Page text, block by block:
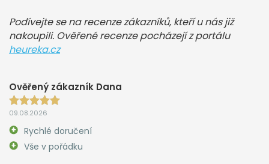
Podívejte se na recenze zákazníků, kteří u nás již
nakoupili. Ověřené recenze pocházejí z portálu
heureka.cz
Ověřený zákazník Dana
09.08.2026
Rychlé doručení
Vše v pořádku